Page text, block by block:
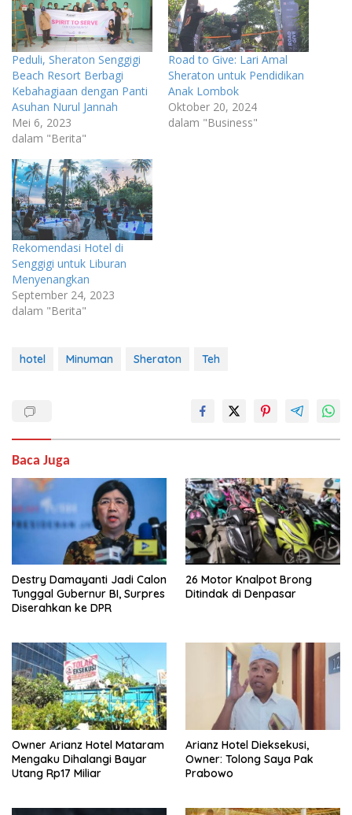
Peduli, Sheraton Senggigi
Beach Resort Berbagi
Kebahagiaan dengan Panti
Asuhan Nurul Jannah
Mei 6, 2023
dalam "Berita"
Road to Give: Lari Amal
Sheraton untuk Pendidikan
Anak Lombok
Oktober 20, 2024
dalam "Business"
Rekomendasi Hotel di
Senggigi untuk Liburan
Menyenangkan
September 24, 2023
dalam "Berita"
hotel Minuman Sheraton Teh
Baca Juga
Destry Damayanti Jadi Calon
Tunggal Gubernur BI, Surpres
Diserahkan ke DPR
26 Motor Knalpot Brong
Ditindak di Denpasar
Owner Arianz Hotel Mataram
Mengaku Dihalangi Bayar
Utang Rp17 Miliar
Arianz Hotel Dieksekusi,
Owner: Tolong Saya Pak
Prabowo